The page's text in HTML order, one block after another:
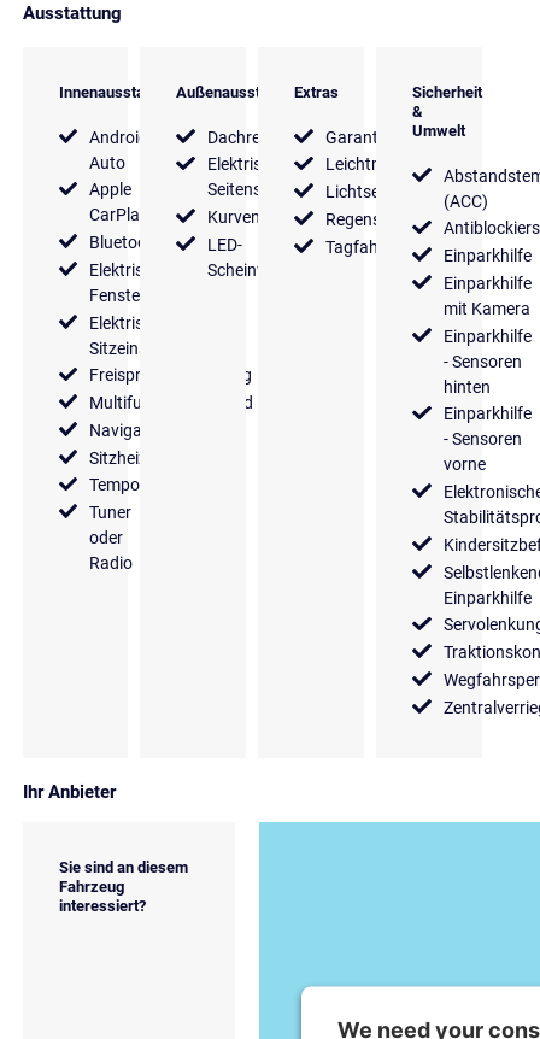
Ausstattung
Innenausstattung
Android
Auto
Apple
CarPlay
Bluetooth
Elektrische
Fensterheber
Elektrische
Sitzeinstellung
Freisprecheinrichtung
Multifunktionslenkrad
Navigationssystem
Sitzheizung
Tempomat
Tuner
oder
Radio
Außenausstattung
Dachreling
Elektrische
Seitenspiegel
Kurvenlicht
LED-
Scheinwerfer
Extras
Garantie
Leichtmetallfelgen
Lichtsensor
Regensensor
Tagfahrlicht
Sicherheit
&
Umwelt
(ACC)
Einparkhilfe
Einparkhilfe
mit Kamera
Einparkhilfe
- Sensoren
hinten
Einparkhilfe
- Sensoren
vorne
Einparkhilfe
Ihr Anbieter
Sie sind an diesem
Fahrzeug
interessiert?
We need your